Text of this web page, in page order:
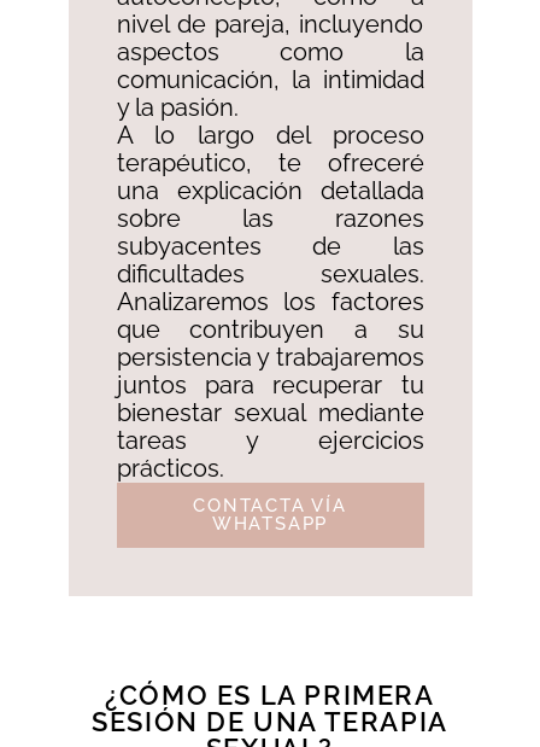
nivel de pareja, incluyendo
aspectos como la
comunicación, la intimidad
y la pasión.
A lo largo del proceso
terapéutico, te ofreceré
una explicación detallada
sobre las razones
subyacentes de las
dificultades sexuales.
Analizaremos los factores
que contribuyen a su
persistencia y trabajaremos
juntos para recuperar tu
bienestar sexual mediante
tareas y ejercicios
prácticos.
CONTACTA VÍA
WHATSAPP
¿CÓMO ES LA PRIMERA
SESIÓN DE UNA TERAPIA